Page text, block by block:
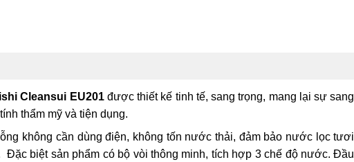
Cleansui EU201được thiết kế tinh tế, sang trọng, mang lại sự sang
thẩm mỹ và tiện dụng.
không cần dùng điện, không tốn nước thải, đảm bảo nước lọc tươi
Đặc biệt sản phẩm có bộ vòi thông minh, tích hợp 3 chế độ nước. Đầu